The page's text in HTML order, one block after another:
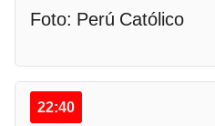
Foto: Perú Católico
22:40